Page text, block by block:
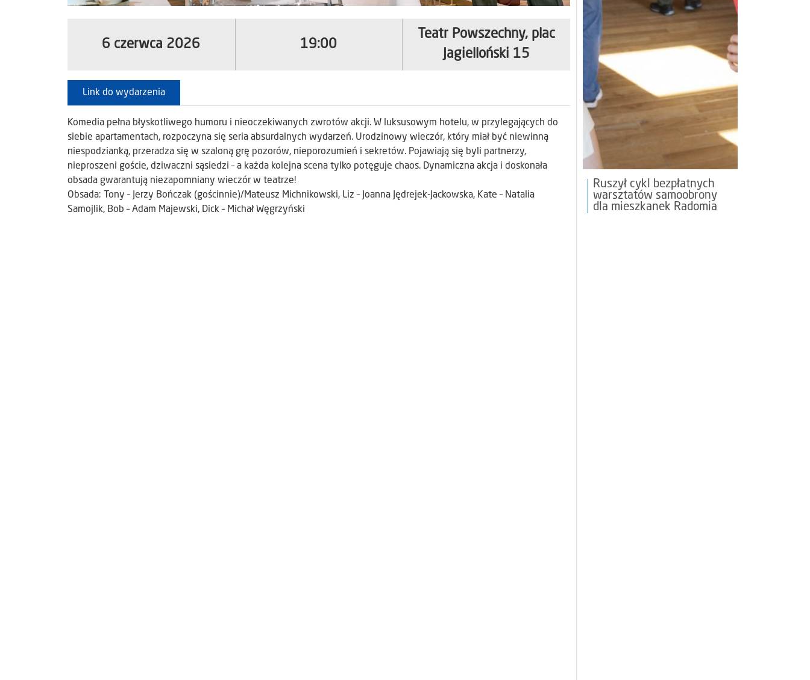
6 czerwca 2026 19:00
Teatr Powszechny, plac
Jagielloński 15
Link do wydarzenia
Komedia pełna błyskotliwego humoru i nieoczekiwanych zwrotów akcji. W luksusowym hotelu, w przylegających do
siebie apartamentach, rozpoczyna się seria absurdalnych wydarzeń. Urodzinowy wieczór, który miał być niewinną
niespodzianką, przeradza się w szaloną grę pozorów, nieporozumień i sekretów. Pojawiają się byli partnerzy,
nieproszeni goście, dziwaczni sąsiedzi – a każda kolejna scena tylko potęguje chaos. Dynamiczna akcja i doskonała
obsada gwarantują niezapomniany wieczór w teatrze!
Obsada: Tony – Jerzy Bończak (gościnnie)/Mateusz Michnikowski, Liz – Joanna Jędrejek-Jackowska, Kate – Natalia
Samojlik, Bob – Adam Majewski, Dick – Michał Węgrzyński
Ruszył cykl bezpłatnych
warsztatów samoobrony
dla mieszkanek Radomia